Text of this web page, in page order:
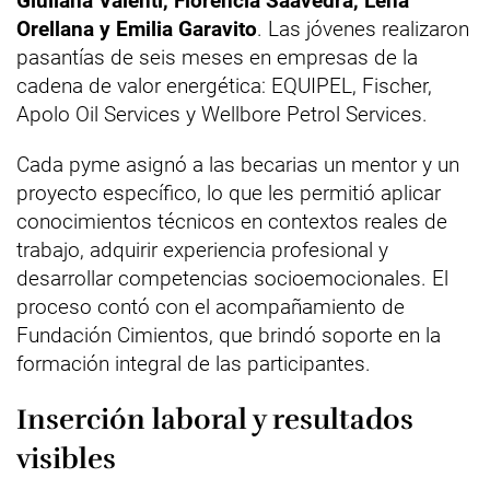
Orellana y Emilia Garavito. Las jóvenes realizaron
pasantías de seis meses en empresas de la
cadena de valor energética: EQUIPEL, Fischer,
Apolo Oil Services y Wellbore Petrol Services.
Cada pyme asignó a las becarias un mentor y un
proyecto específico, lo que les permitió aplicar
conocimientos técnicos en contextos reales de
trabajo, adquirir experiencia profesional y
desarrollar competencias socioemocionales. El
proceso contó con el acompañamiento de
Fundación Cimientos, que brindó soporte en la
formación integral de las participantes.
Inserción laboral y resultados
visibles